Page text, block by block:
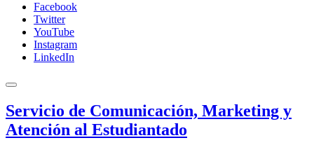
Facebook
Twitter
YouTube
Instagram
LinkedIn
Servicio de Comunicación, Marketing y
Atención al Estudiantado